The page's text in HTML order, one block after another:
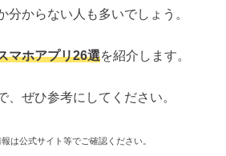
からない人も多いでしょう。
マホアプリ26選を紹介します。
、ぜひ参考にしてください。
は公式サイト等でご確認ください。